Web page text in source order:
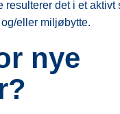
resulterer det i et aktivt
eller miljøbytte.
nye